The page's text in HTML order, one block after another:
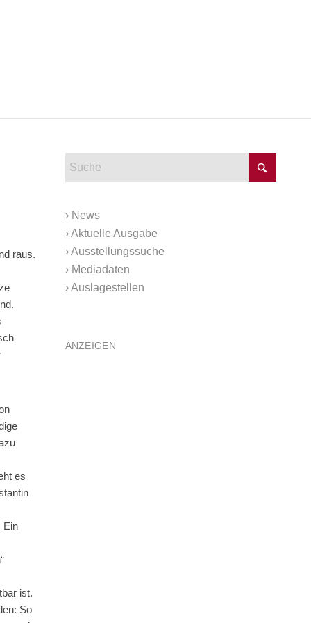
raus.
es
Ein
ist.
So
› News
›Aktuelle Ausgabe
›Ausstellungssuche
› Mediadaten
›Auslagestellen
ANZEIGEN